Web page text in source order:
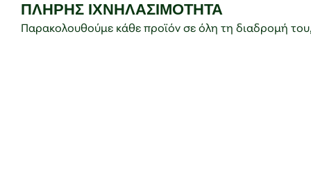
ΠΛΉΡΗΣ ΙΧΝΗΛΑΣΙΜΟΤΗΤΑ
Παρακολουθούμε κάθε προϊόν σε όλη τη διαδρομή